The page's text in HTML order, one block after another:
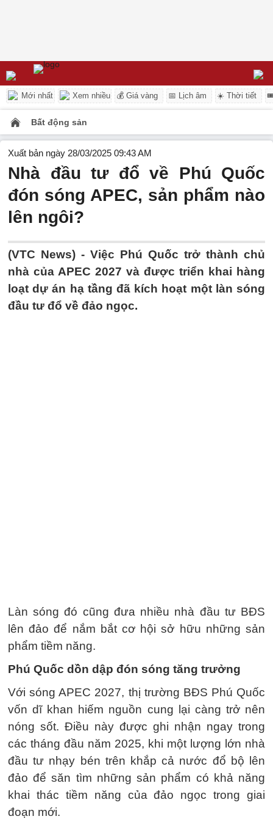
Mới nhất Xem nhiều 💰 Giá vàng 📅 Lịch âm ☀️ Thời tiết
Bất động sản
Xuất bản ngày 28/03/2025 09:43 AM
Nhà đầu tư đổ về Phú Quốc
đón sóng APEC, sản phẩm nào
lên ngôi?
(VTC News) - Việc Phú Quốc trở thành chủ
nhà của APEC 2027 và được triển khai hàng
loạt dự án hạ tầng đã kích hoạt một làn sóng
đầu tư đổ về đảo ngọc.
Làn sóng đó cũng đưa nhiều nhà đầu tư BĐS
lên đảo để nắm bắt cơ hội sở hữu những sản
phẩm tiềm năng.
Phú Quốc dồn dập đón sóng tăng trưởng
Với sóng APEC 2027, thị trường BĐS Phú Quốc
vốn dĩ khan hiếm nguồn cung lại càng trở nên
nóng sốt. Điều này được ghi nhận ngay trong
các tháng đầu năm 2025, khi một lượng lớn nhà
đầu tư nhạy bén trên khắp cả nước đổ bộ lên
đảo để săn tìm những sản phẩm có khả năng
khai thác tiềm năng của đảo ngọc trong giai
đoạn mới.